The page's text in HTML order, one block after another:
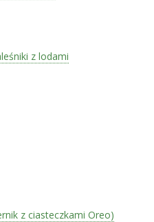
z lodami
z ciasteczkami Oreo)